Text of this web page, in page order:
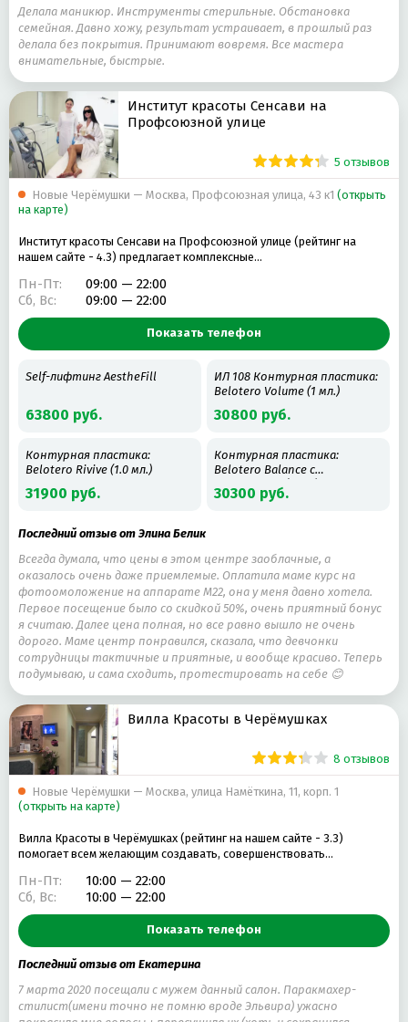
Делала маникюр. Инструменты стерильные. Обстановка
семейная. Давно хожу, результат устраивает, в прошлый раз
делала без покрытия. Принимают вовремя. Все мастера
внимательные, быстрые.
Институт красоты Сенсави на
Профсоюзной улице
5 отзывов
Новые Черёмушки — Москва, Профсоюзная улица, 43 к1 (открыть
на карте)
Институт красоты Сенсави на Профсоюзной улице (рейтинг на
нашем сайте - 4.3) предлагает комплексные…
Пн-Пт:
09:00 — 22:00
Сб, Вс:
09:00 — 22:00
Показать телефон
Self-лифтинг AestheFill
63800 руб.
ИЛ 108 Контурная пластика:
Belotero Volume (1 мл.)
30800 руб.
Контурная пластика:
Belotero Rivive (1.0 мл.)
31900 руб.
Контурная пластика:
Belotero Balance с
лидокаином (1 мл.)
30300 руб.
Последний отзыв от Элина Белик
Всегда думала, что цены в этом центре заоблачные, а
оказалось очень даже приемлемые. Оплатила маме курс на
фотоомоложение на аппарате М22, она у меня давно хотела.
Первое посещение было со скидкой 50%, очень приятный бонус
я считаю. Далее цена полная, но все равно вышло не очень
дорого. Маме центр понравился, сказала, что девчонки
сотрудницы тактичные и приятные, и вообще красиво. Теперь
подумываю, и сама сходить, протестировать на себе 😊
Вилла Красоты в Черёмушках
8 отзывов
Новые Черёмушки — Москва, улица Намёткина, 11, корп. 1
(открыть на карте)
Вилла Красоты в Черёмушках (рейтинг на нашем сайте - 3.3)
помогает всем желающим создавать, совершенствовать…
Пн-Пт:
10:00 — 22:00
Сб, Вс:
10:00 — 22:00
Показать телефон
Последний отзыв от Екатерина
7 марта 2020 посещали с мужем данный салон. Паракмахер-
стилист(имени точно не помню вроде Эльвира) ужасно